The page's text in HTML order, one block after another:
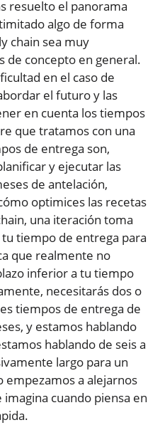
resuelto el panorama
algo de forma
chain sea muy
de concepto en general.
en el caso de
el futuro y las
en cuenta los tiempos
que tratamos con una
de entrega son,
y ejecutar las
de antelación,
optimices las recetas
una iteración toma
tiempo de entrega para
que realmente no
inferior a tu tiempo
necesitarás dos o
tiempos de entrega de
y estamos hablando
hablando de seis a
largo para un
a alejarnos
cuando piensa en